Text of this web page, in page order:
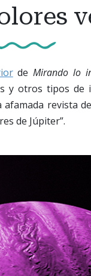
deMirando lo
y otros tipos de
revista
de Júpiter”.